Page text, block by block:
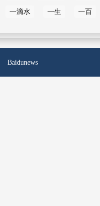
一滴水 一生 一百
Baidunews